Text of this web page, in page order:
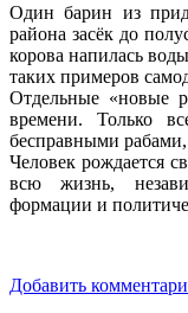
Один барин из
района засёк до
корова напилась
таких примеров
Отдельные «новые
времени. Только
бесправными
Человек рождается
всю жизнь,
формации и
Добавить